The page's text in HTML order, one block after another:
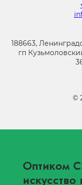
188663,
гп
©
Оптиком